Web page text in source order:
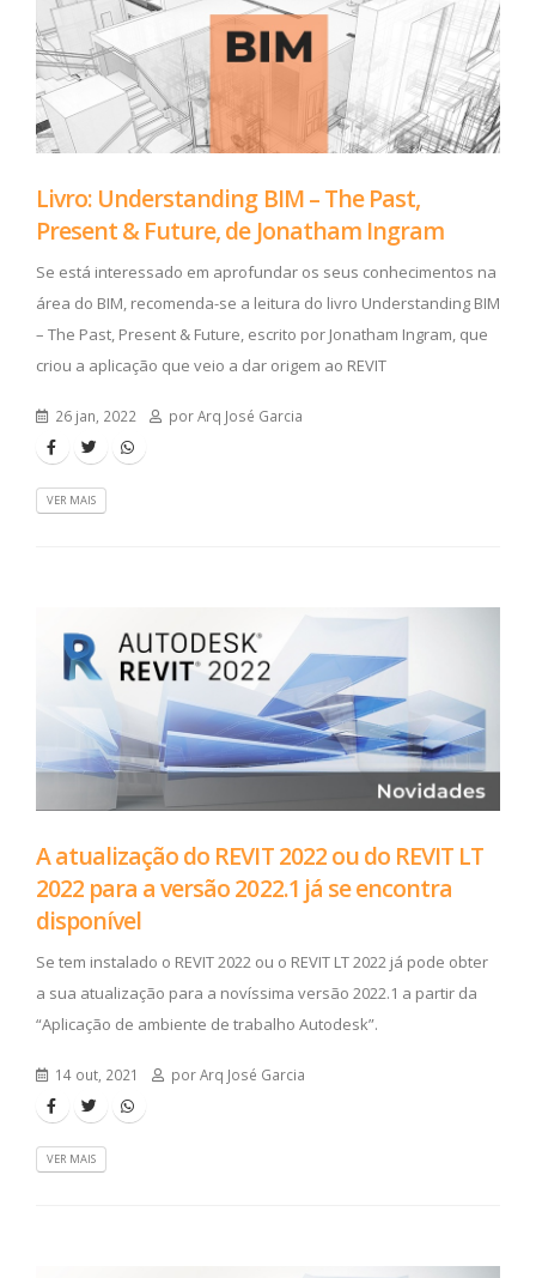
Livro: Understanding BIM – The Past,
Present & Future, de Jonatham Ingram
Se está interessado em aprofundar os seus conhecimentos na
área do BIM, recomenda-se a leitura do livro Understanding BIM
– The Past, Present & Future, escrito por Jonatham Ingram, que
criou a aplicação que veio a dar origem ao REVIT
26 jan, 2022 por Arq José Garcia
VER MAIS
A atualização do REVIT 2022 ou do REVIT LT
2022 para a versão 2022.1 já se encontra
disponível
Se tem instalado o REVIT 2022 ou o REVIT LT 2022 já pode obter
a sua atualização para a novíssima versão 2022.1 a partir da
“Aplicação de ambiente de trabalho Autodesk”.
14 out, 2021 por Arq José Garcia
VER MAIS